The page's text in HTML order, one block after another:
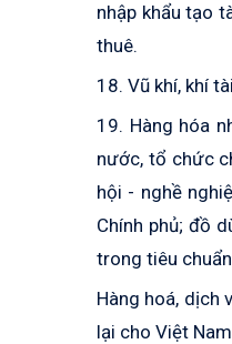
nhập khẩu tạo
thuê.
18. Vũ khí, khí
19. Hàng hóa
nước, tổ chức
hội - nghề
Chính phủ; đồ
trong tiêu
Hàng hoá, dịch
lại cho Việt